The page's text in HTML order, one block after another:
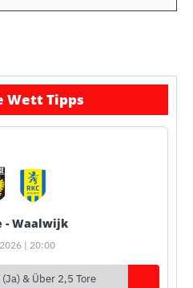
Wett Tipps
- Waalwijk
| 20:00
& Über 2,5 Tore